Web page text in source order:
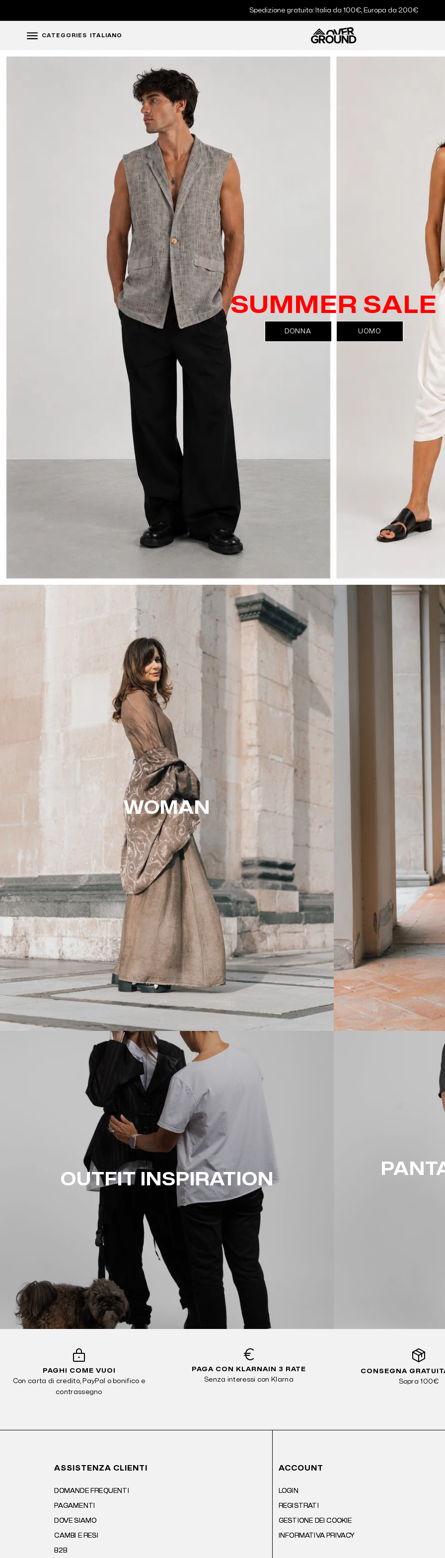
Spedizione gratuita: Italia da 100€, Europa da 200€
CATEGORIES ITALIANO
SUMMER SALE
DONNA UOMO
WOMAN
OUTFIT INSPIRATION
PAGHI COME VUOI
Con carta di credito, PayPal o bonifico e
contrassegno
PAGA CON KLARNAIN 3 RATE
Senza interessi con Klarna
CONSEGNA
Sopra 100€
ASSISTENZA CLIENTI
DOMANDE FREQUENTI
PAGAMENTI
DOVE SIAMO
CAMBI E RESI
B2B
ACCOUNT
LOGIN
REGISTRATI
GESTIONE DEI COOKIE
INFORMATIVA PRIVACY